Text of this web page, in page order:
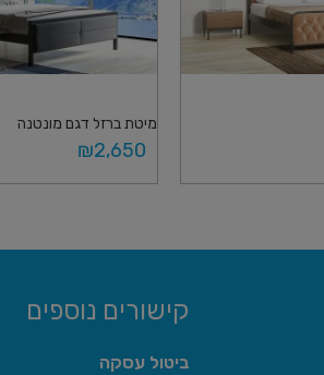
מיטת ברזל דגם מונטנה
₪2,650
מידע נוסף
קישורים נוספים
ביטול עסקה